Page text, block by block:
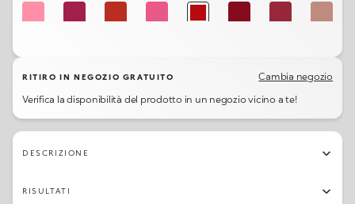
405
RITIRO IN NEGOZIO GRATUITO
Cambia negozio
Verifica la disponibilità del prodotto in un negozio vicino a te!
DESCRIZIONE
RISULTATI